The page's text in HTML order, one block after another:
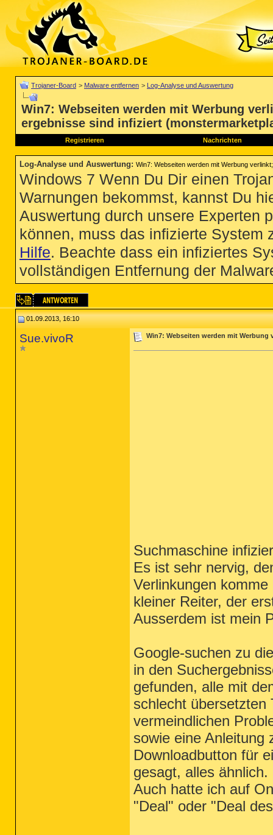
Trojaner-Board > Malware entfernen > Log-Analyse und Auswertung
Win7: Webseiten werden mit Werbung
ergebnisse sind infiziert
Registrieren Nachrichten
Log-Analyse und Auswertung: Win7: Webseiten werden mit Werbung
Windows 7 Wenn Du Dir einen
Warnungen bekommst, kannst Du
Auswertung durch unsere Experten
können, muss das infizierte System
Hilfe. Beachte dass ein infiziertes
vollständigen Entfernung der
01.09.2013, 16:10
Sue.vivoR Win7: Webseiten werden mit
Suchmaschine
Es ist sehr nervig,
Verlinkungen
kleiner Reiter, der
Ausserdem ist mein
Google-suchen zu
in den
gefunden, alle mit
schlecht übersetzten
vermeindlichen
sowie eine Anleitung
Downloadbutton für
gesagt, alles ähnlich.
Auch hatte ich auf
"Deal" oder "Deal